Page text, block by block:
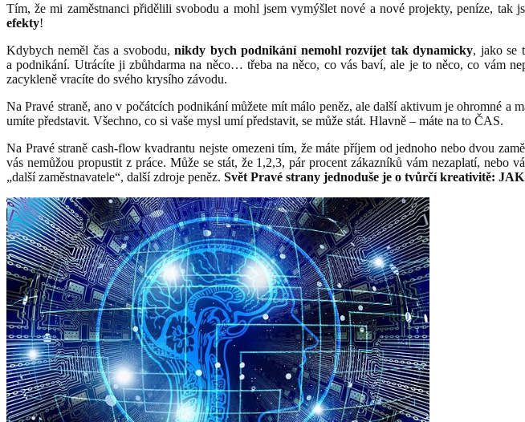
Tím, že mi zaměstnanci přidělili svobodu a mohl jsem vymýšlet nové a nové projekty, peníze, tak
efekty!
Kdybych neměl čas a svobodu,nikdy bych podnikání nemohl rozvíjet tak dynamicky, jako se
a podnikání. Utrácíte ji zbůhdarma na něco… třeba na něco, co vás baví, ale je to něco, co vám
zacykleně vracíte do svého krysího závodu.
Na Pravé straně, ano v počátcích podnikání můžete mít málo peněz, ale další aktivum je ohromné
umíte představit. Všechno, co si vaše mysl umí představit, se může stát. Hlavně – máte na to ČAS.
Na Pravé straně cash-flow kvadrantu nejste omezeni tím, že máte příjem od jednoho nebo dvou
vás nemůžou propustit z práce. Může se stát, že 1,2,3, pár procent zákazníků vám nezaplatí, nebo
„další zaměstnavatele“, další zdroje peněz. Svět Pravé strany jednoduše je o tvůrčí kreativitě: